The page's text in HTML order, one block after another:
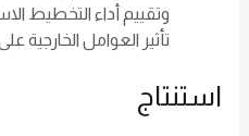
وتقييم أداء التخطيط
تأثير العوامل الخارجية
استنتاج